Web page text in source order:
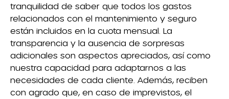
tranquilidad de saber que todos los gastos
relacionados con el mantenimiento y seguro
están incluidos en la cuota mensual. La
transparencia y la ausencia de sorpresas
adicionales son aspectos apreciados, así como
nuestra capacidad para adaptarnos a las
necesidades de cada cliente. Además, reciben
con agrado que, en caso de imprevistos, el